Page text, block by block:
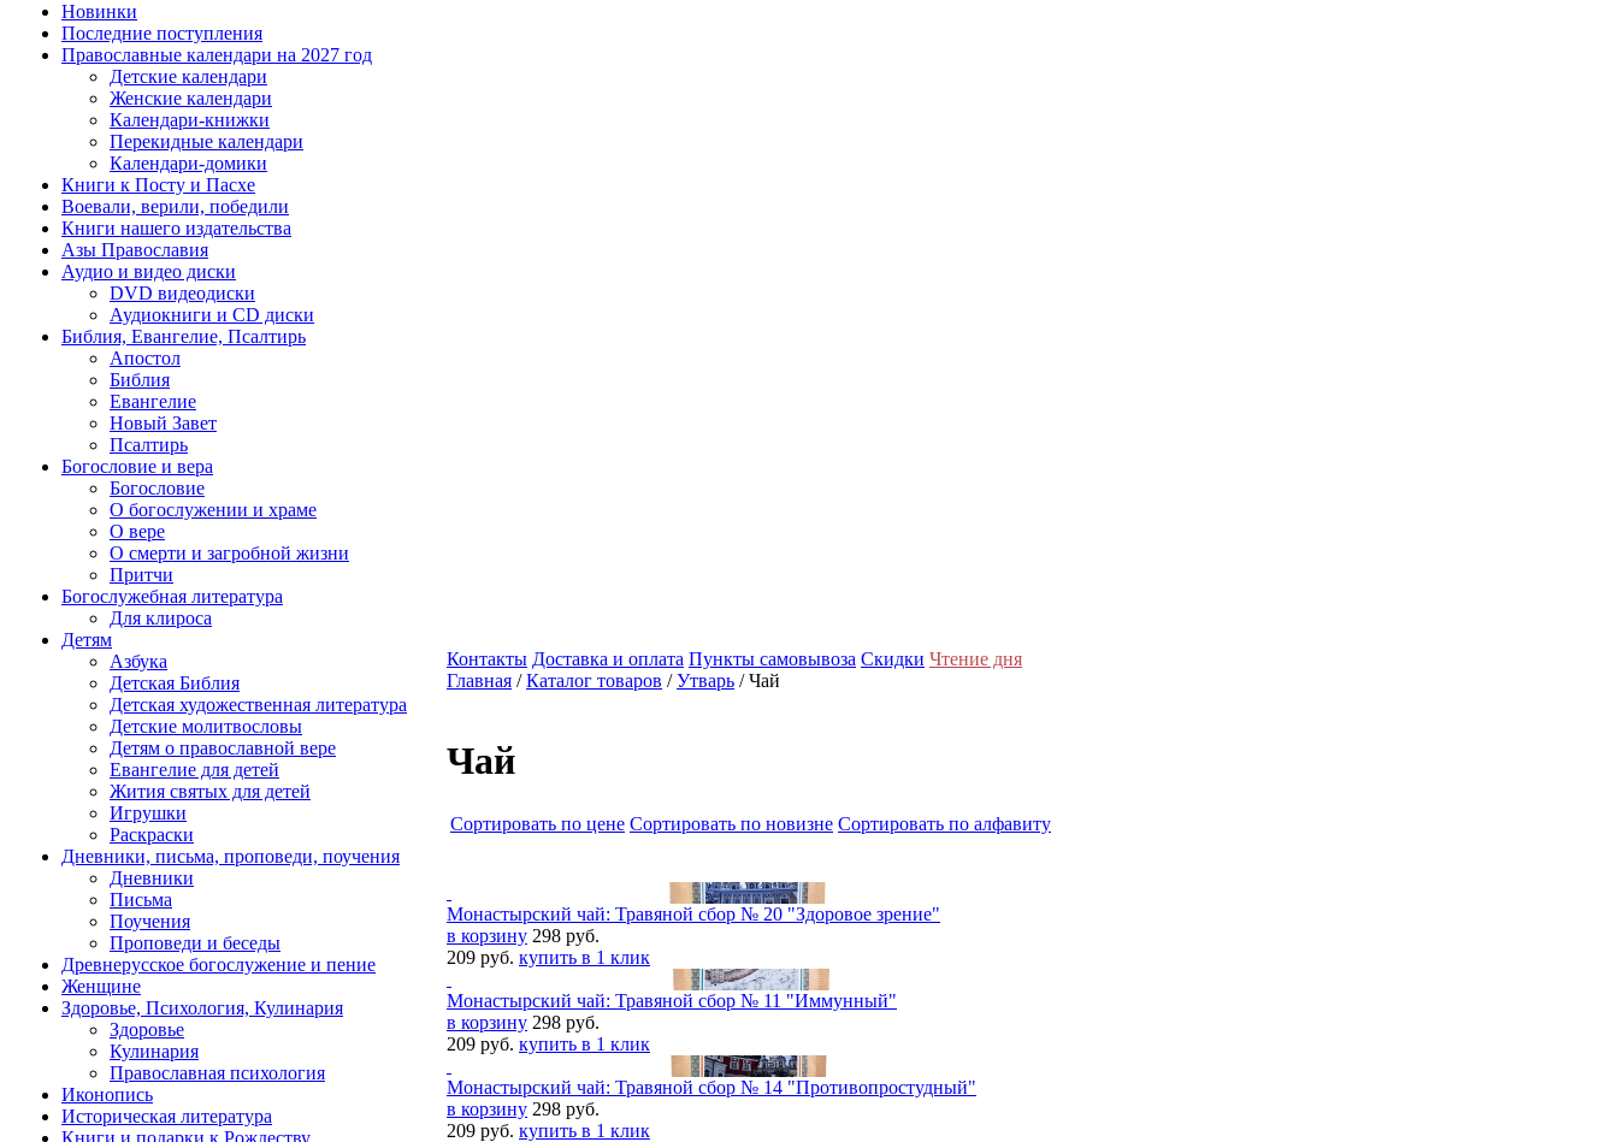
Новинки
Последние поступления
Православные календари на 2027 год
Детские календари
Женские календари
Календари-книжки
Перекидные календари
Календари-домики
Книги к Посту и Пасхе
Воевали, верили, победили
Книги нашего издательства
Азы Православия
Аудио и видео диски
DVD видеодиски
Аудиокниги и CD диски
Библия, Евангелие, Псалтирь
Апостол
Библия
Евангелие
Новый Завет
Псалтирь
Богословие и вера
Богословие
О богослужении и храме
О вере
О смерти и загробной жизни
Притчи
Богослужебная литература
Для клироса
Детям
Азбука
Детская Библия
Детская художественная литература
Детские молитвословы
Детям о православной вере
Евангелие для детей
Жития святых для детей
Игрушки
Раскраски
Дневники, письма, проповеди, поучения
Дневники
Письма
Поучения
Проповеди и беседы
Древнерусское богослужение и пение
Женщине
Здоровье, Психология, Кулинария
Здоровье
Кулинария
Православная психология
Иконопись
Историческая литература
Книги и подарки к Рождеству
Контакты Доставка и оплата Пункты самовывоза Скидки Чтение дня
Главная /Каталог товаров /Утварь / Чай
Чай
Cортировать по цене Cортировать по новизне Cортировать по алфавиту
Монастырский чай: Травяной сбор № 20 "Здоровое зрение"
в корзину 298 руб.
209 руб. купить в 1 клик
Монастырский чай: Травяной сбор № 11 "Иммунный"
в корзину 298 руб.
209 руб. купить в 1 клик
Монастырский чай: Травяной сбор № 14 "Противопростудный"
в корзину 298 руб.
209 руб. купить в 1 клик